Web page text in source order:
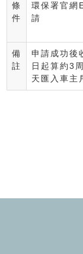
條
件
環保署官網
請
備
註
申請成功後
日起算約3
天匯入車主